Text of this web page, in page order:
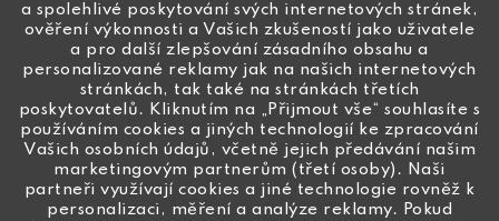
a spolehlivé poskytování svých internetových stránek,
ověření výkonnosti a Vašich zkušeností jako uživatele
a pro další zlepšování zásadního obsahu a
personalizované reklamy jak na našich internetových
stránkách, tak také na stránkách třetích
poskytovatelů. Kliknutím na „Přijmout vše“ souhlasíte s
používáním cookies a jiných technologií ke zpracování
Vašich osobních údajů, včetně jejich předávání našim
marketingovým partnerům (třetí osoby). Naši
partneři využívají cookies a jiné technologie rovněž k
personalizaci, měření a analýze reklamy. Pokud
info@ceske-koralky.cz
+420 774 444 191